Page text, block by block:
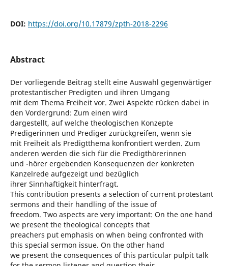
DOI: https://doi.org/10.17879/zpth-2018-2296
Abstract
Der vorliegende Beitrag stellt eine Auswahl gegenwärtiger
protestantischer Predigten und ihren Umgang
mit dem Thema Freiheit vor. Zwei Aspekte rücken dabei in
den Vordergrund: Zum einen wird
dargestellt, auf welche theologischen Konzepte
Predigerinnen und Prediger zurückgreifen, wenn sie
mit Freiheit als Predigtthema konfrontiert werden. Zum
anderen werden die sich für die Predigthörerinnen
und -hörer ergebenden Konsequenzen der konkreten
Kanzelrede aufgezeigt und bezüglich
ihrer Sinnhaftigkeit hinterfragt.
This contribution presents a selection of current protestant
sermons and their handling of the issue of
freedom. Two aspects are very important: On the one hand
we present the theological concepts that
preachers put emphasis on when being confronted with
this special sermon issue. On the other hand
we present the consequences of this particular pulpit talk